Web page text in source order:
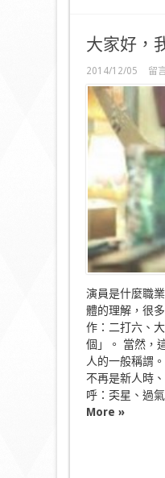
大家好，
2014/12/05
在
〈
家
好，
是
一
名
演
員〉
中
留
演員是什麼職
體的理解，很
作：二打六、
個」。 當然，
人的一般稱謂
不再是新人時
呼：奀星、過
More »